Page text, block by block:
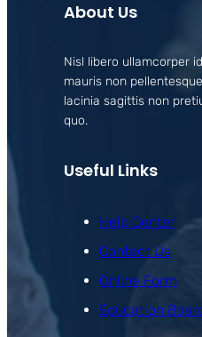
About Us
Nisl libero ullamcorper
mauris non
lacinia sagittis non
quo.
Useful Links
Help Center
Contact Us
Online Form
Education